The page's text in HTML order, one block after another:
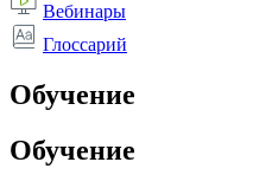
Вебинары
Глоссарий
Обучение
Обучение